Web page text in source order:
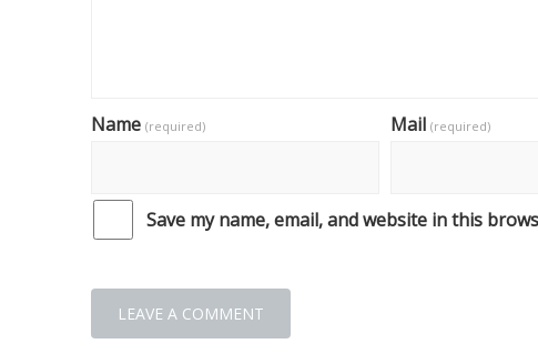
Name (required) Mail (required)
Save my name, email, and website in this